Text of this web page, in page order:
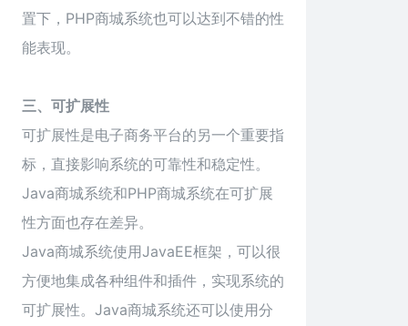
置下，PHP商城系统也可以达到不错的性
能表现。
三、可扩展性
可扩展性是电子商务平台的另一个重要指
标，直接影响系统的可靠性和稳定性。
Java商城系统和PHP商城系统在可扩展
性方面也存在差异。
Java商城系统使用JavaEE框架，可以很
方便地集成各种组件和插件，实现系统的
可扩展性。Java商城系统还可以使用分